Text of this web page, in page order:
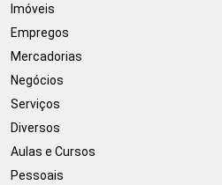
Imóveis
Empregos
Mercadorias
Negócios
Serviços
Diversos
Aulas e Cursos
Pessoais